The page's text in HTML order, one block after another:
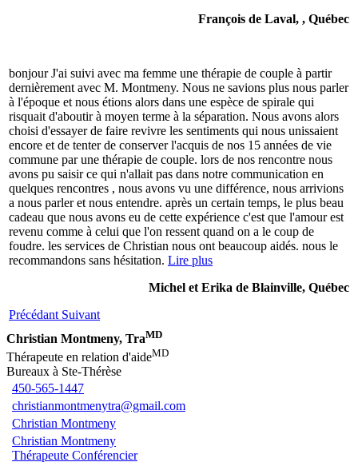
François de Laval, , Québec
bonjour J'ai suivi avec ma femme une thérapie de couple à partir
dernièrement avec M. Montmeny. Nous ne savions plus nous parler
à l'époque et nous étions alors dans une espèce de spirale qui
risquait d'aboutir à moyen terme à la séparation. Nous avons alors
choisi d'essayer de faire revivre les sentiments qui nous unissaient
encore et de tenter de conserver l'acquis de nos 15 années de vie
commune par une thérapie de couple. lors de nos rencontre nous
avons pu saisir ce qui n'allait pas dans notre communication en
quelques rencontres , nous avons vu une différence, nous arrivions
a nous parler et nous entendre. après un certain temps, le plus beau
cadeau que nous avons eu de cette expérience c'est que l'amour est
revenu comme à celui que l'on ressent quand on a le coup de
foudre. les services de Christian nous ont beaucoup aidés. nous le
recommandons sans hésitation. Lire plus
Michel et Erika de Blainville, Québec
Précédant Suivant
Christian Montmeny, TraMD
Thérapeute en relation d'aideMD
Bureaux à Ste-Thérèse
450-565-1447
christianmontmenytra@gmail.com
Christian Montmeny
Christian Montmeny
Thérapeute Conférencier